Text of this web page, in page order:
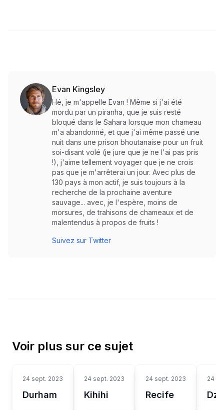
Evan Kingsley
Hé, je m'appelle Evan ! Même si j'ai été
mordu par un piranha, que je suis resté
bloqué dans le Sahara lorsque mon chameau
m'a abandonné, et que j'ai même passé une
nuit dans une prison bhoutanaise pour un fruit
soi-disant volé (je jure que je ne l'ai pas pris
!), j'aime tellement voyager que je ne crois
pas que je m'arrêterai un jour. Avec plus de
130 pays à mon actif, je suis toujours à la
recherche de la prochaine aventure
sauvage... avec, je l'espère, moins de
morsures, de trahisons de chameaux et de
malentendus à propos de fruits !
Suivez sur Twitter
Voir plus sur ce sujet
24 sept. 2023
Durham
24 sept. 2023
Kihihi
24 sept. 2023
Recife
24